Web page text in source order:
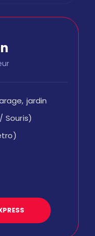
jardin
Souris)